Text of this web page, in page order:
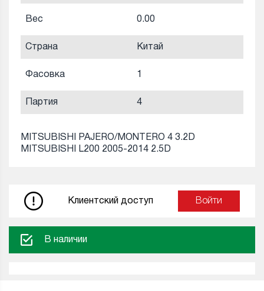
Вес 0.00
Страна Китай
Фасовка 1
Партия 4
MITSUBISHI PAJERO/MONTERO 4 3.2D
MITSUBISHI L200 2005-2014 2.5D
Клиентский доступ Войти
В наличии